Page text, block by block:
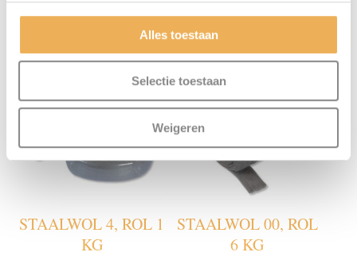
Alles toestaan
Selectie toestaan
Weigeren
GERELATEERDE PRODUCTEN
STAALWOL 4, ROL 1
KG
STAALWOL 00, ROL
6 KG